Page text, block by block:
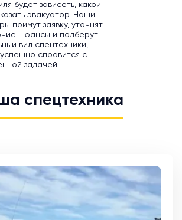
будет зависеть, какой
эвакуатор. Наши
примут заявку, уточнят
нюансы и подберут
вид спецтехники,
справится с
задачей.
спецтехника